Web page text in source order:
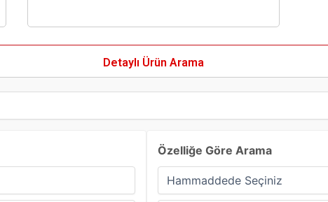
Detaylı Ürün Arama
Özelliğe Göre Arama